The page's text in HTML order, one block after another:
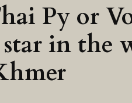
Py or
in the